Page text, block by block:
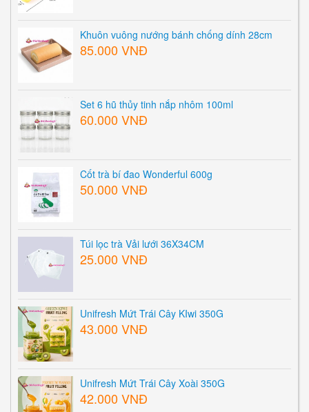
Khuôn vuông nướng bánh chống dính 28cm
85.000 VNĐ
Set 6 hũ thủy tinh nắp nhôm 100ml
60.000 VNĐ
Cốt trà bí đao Wonderful 600g
50.000 VNĐ
Túi lọc trà Vải lưới 36X34CM
25.000 VNĐ
Unifresh Mứt Trái Cây KIwi 350G
43.000 VNĐ
Unifresh Mứt Trái Cây Xoài 350G
42.000 VNĐ